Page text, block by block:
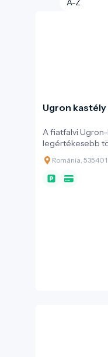
Ugron kastély
A fiatfalvi
legértékesebb
több mint 550
szívében.
Románia,